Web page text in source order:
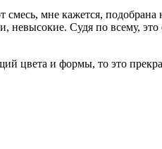
мне кажется,
Судя по всему,
цвета и формы, то это